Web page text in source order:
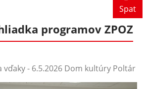
Spat
programov ZPOZ
- 6.5.2026 Dom kultúry Poltár